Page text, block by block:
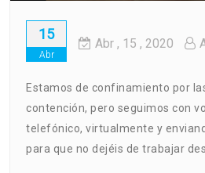
15
Abr
Abr , 15 , 2020
Estamos de confinamiento por
contención, pero seguimos con
telefónico, virtualmente y
para que no dejéis de trabajar